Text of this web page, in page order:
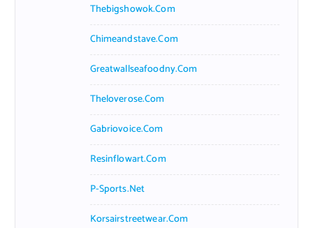
Thebigshowok.com
Chimeandstave.com
Greatwallseafoodny.com
Theloverose.com
Gabriovoice.com
Resinflowart.com
P-Sports.net
Korsairstreetwear.com